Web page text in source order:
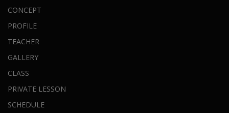
CONCEPT
PROFILE
TEACHER
GALLERY
CLASS
PRIVATE LESSON
SCHEDULE